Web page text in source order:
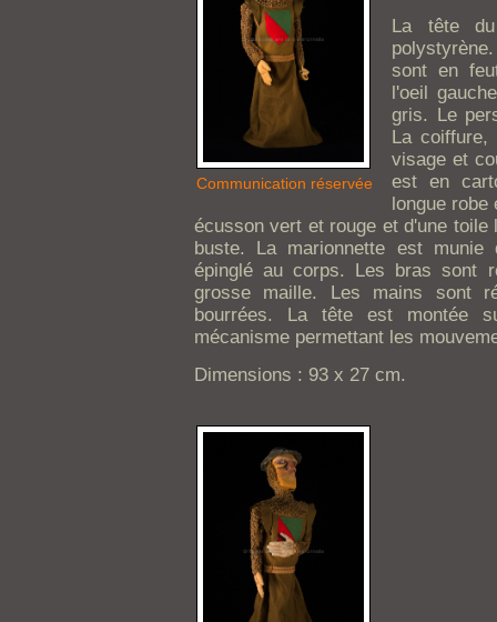
Communication réservée
La tête
sont en
l'oeil
gris. Le
La
visage et
est en
longue robe
écusson vert et rouge et d'une
buste. La marionnette est
épinglé au corps. Les bras sont
grosse maille. Les mains sont
bourrées. La tête est montée
mécanisme permettant les
Dimensions : 93 x 27 cm.